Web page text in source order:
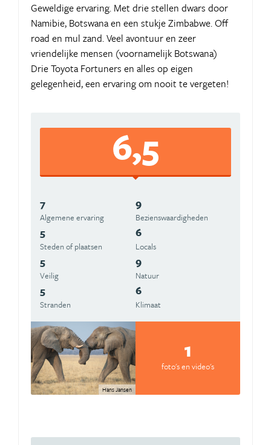
Geweldige ervaring. Met drie stellen dwars door
Namibie, Botswana en een stukje Zimbabwe. Off
road en mul zand. Veel avontuur en zeer
vriendelijke mensen (voornamelijk Botswana)
Drie Toyota Fortuners en alles op eigen
gelegenheid, een ervaring om nooit te vergeten!
6,5
7
Algemene ervaring
9
Beziens­waardigheden
5
Steden of plaatsen
6
Locals
5
Veilig
9
Natuur
5
Stranden
6
Klimaat
Hans Jansen
1
foto's en video's